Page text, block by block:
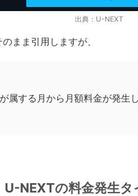
出典：U-NEXT
まま引用しますが、
属する月から月額料金が発生
U-NEXTの料金発生タ